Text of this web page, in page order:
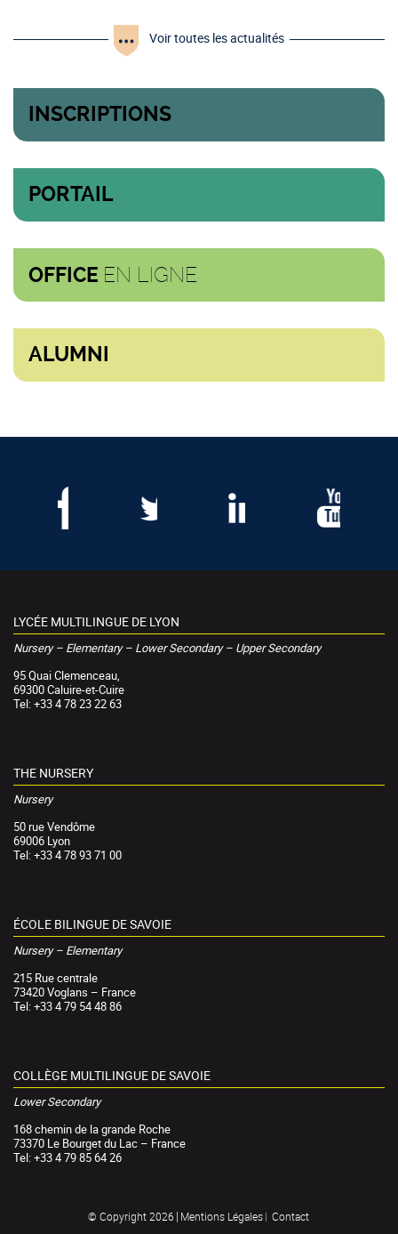
Voir toutes les actualités
INSCRIPTIONS
PORTAIL
OFFICE EN LIGNE
ALUMNI
LYCÉE MULTILINGUE DE LYON
Nursery – Elementary – Lower Secondary – Upper Secondary
95 Quai Clemenceau,
69300 Caluire-et-Cuire
Tel: +33 4 78 23 22 63
THE NURSERY
Nursery
50 rue Vendôme
69006 Lyon
Tel: +33 4 78 93 71 00
ÉCOLE BILINGUE DE SAVOIE
Nursery – Elementary
215 Rue centrale
73420 Voglans – France
Tel: +33 4 79 54 48 86
COLLÈGE MULTILINGUE DE SAVOIE
Lower Secondary
168 chemin de la grande Roche
73370 Le Bourget du Lac – France
Tel: +33 4 79 85 64 26
© Copyright 2026 Mentions Légales Contact